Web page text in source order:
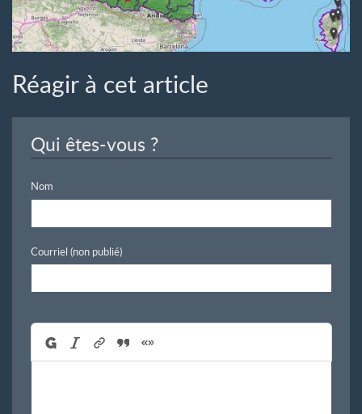
Réagir à cet article
Qui êtes-vous ?
Nom
Courriel (non publié)